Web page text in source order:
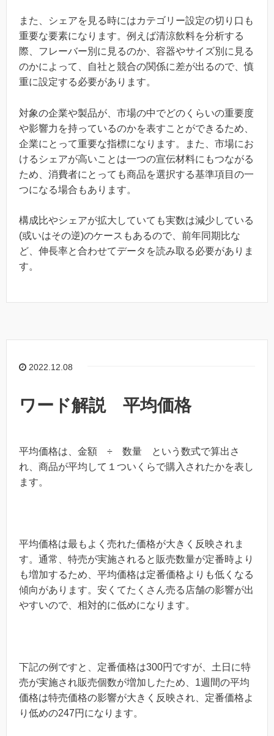
また、シェアを見る時にはカテゴリー設定の切り口も
重要な要素になります。例えば清涼飲料を分析する
際、フレーバー別に見るのか、容器やサイズ別に見る
のかによって、自社と競合の関係に差が出るので、慎
重に設定する必要があります。
対象の企業や製品が、市場の中でどのくらいの重要度
や影響力を持っているのかを表すことができるため、
企業にとって重要な指標になります。また、市場にお
けるシェアが高いことは一つの宣伝材料にもつながる
ため、消費者にとっても商品を選択する基準項目の一
つになる場合もあります。
構成比やシェアが拡大していても実数は減少している
(或いはその逆)のケースもあるので、前年同期比な
ど、伸長率と合わせてデータを読み取る必要がありま
す。
2022.12.08
ワード解説 平均価格
平均価格は、金額 ÷ 数量 という数式で算出さ
れ、商品が平均して１ついくらで購入されたかを表し
ます。
平均価格は最もよく売れた価格が大きく反映されま
す。通常、特売が実施されると販売数量が定番時より
も増加するため、平均価格は定番価格よりも低くなる
傾向があります。安くてたくさん売る店舗の影響が出
やすいので、相対的に低めになります。
下記の例ですと、定番価格は300円ですが、土日に特
売が実施され販売個数が増加したため、1週間の平均
価格は特売価格の影響が大きく反映され、定番価格よ
り低めの247円になります。